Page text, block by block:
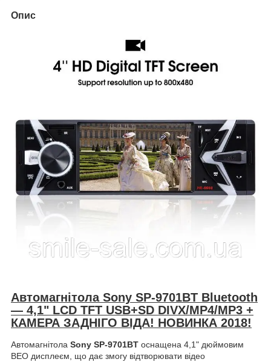
Опис
Автомагнітола Sony SP-9701BT Bluetooth
— 4,1" LCD TFT USB+SD DIVX/MP4/MP3 +
КАМЕРА ЗАДНІГО ВІДА! НОВИНКА 2018!
Автомагнітола Sony SP-9701BT оснащена 4,1" дюймовим
ВЕО дисплеєм, що дає змогу відтворювати відео